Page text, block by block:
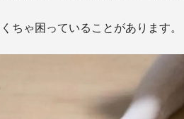
ちゃ困っていることがあります。